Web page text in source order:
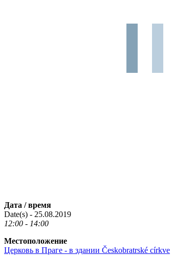
Дата / время
Date(s) - 25.08.2019
12:00 - 14:00
Местоположение
Церковь в Праге - в здании Českobratrské církve